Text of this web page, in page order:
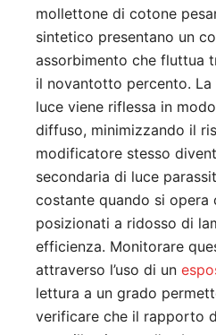
mollettone di cotone
sintetico presentano un
assorbimento che fluttua
il novantotto percento.
luce viene riflessa in
diffuso, minimizzando il
modificatore stesso
secondaria di luce
costante quando si
posizionati a ridosso di
efficienza. Monitorare
attraverso l’uso di un
lettura a un grado
verificare che il rapporto